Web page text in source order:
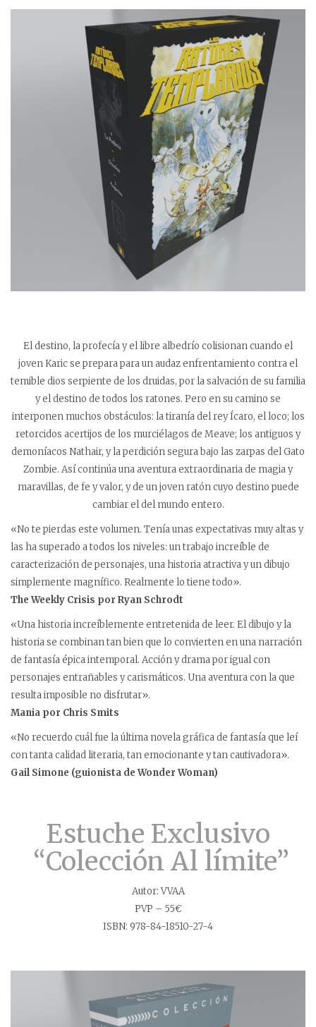
El destino, la profecía y el libre albedrío colisionan cuando el
joven Karic se prepara para un audaz enfrentamiento contra el
temible dios serpiente de los druidas, por la salvación de su familia
y el destino de todos los ratones. Pero en su camino se
interponen muchos obstáculos: la tiranía del rey Ícaro, el loco; los
retorcidos acertijos de los murciélagos de Meave; los antiguos y
demoníacos Nathair, y la perdición segura bajo las zarpas del Gato
Zombie. Así continúa una aventura extraordinaria de magia y
maravillas, de fe y valor, y de un joven ratón cuyo destino puede
cambiar el del mundo entero.
«No te pierdas este volumen. Tenía unas expectativas muy altas y
las ha superado a todos los niveles: un trabajo increíble de
caracterización de personajes, una historia atractiva y un dibujo
simplemente magnífico. Realmente lo tiene todo».
The Weekly Crisis por Ryan Schrodt
«Una historia increíblemente entretenida de leer. El dibujo y la
historia se combinan tan bien que lo convierten en una narración
de fantasía épica intemporal. Acción y drama por igual con
personajes entrañables y carismáticos. Una aventura con la que
resulta imposible no disfrutar».
Mania por Chris Smits
«No recuerdo cuál fue la última novela gráfica de fantasía que leí
con tanta calidad literaria, tan emocionante y tan cautivadora».
Gail Simone (guionista de Wonder Woman)
Estuche Exclusivo
“Colección Al límite”
Autor: VVAA
PVP – 55€
ISBN: 978-84-18510-27-4